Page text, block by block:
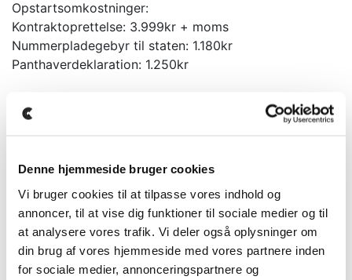
Denne hjemmeside bruger cookies
Vi bruger cookies til at tilpasse vores indhold og
annoncer, til at vise dig funktioner til sociale medier og til
at analysere vores trafik. Vi deler også oplysninger om
din brug af vores hjemmeside med vores partnere inden
for sociale medier, annonceringspartnere og
Opstartsomkostninger:
Kontraktoprettelse: 3.999kr + moms
Nummerpladegebyr til staten: 1.180kr
Panthaverdeklaration: 1.250kr
EKSEMPEL PÅ TILBUD:
Hjemtagelses tilbud!
Dette er et eksempel på en tidligere bil vi har solgt,
hvor vi har fundet en tilsvarende i udlandet, som
hurtigt kan importeres ved bestilling. Bilen står derfor
ikke på lager, man kan hjemtages til den angivne pris,
sålænge den stadig er tilgængelig.